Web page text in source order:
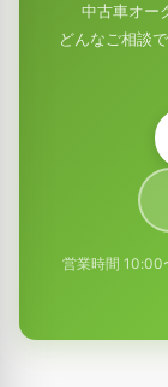
中古車オー
どんなご相談
営業時間